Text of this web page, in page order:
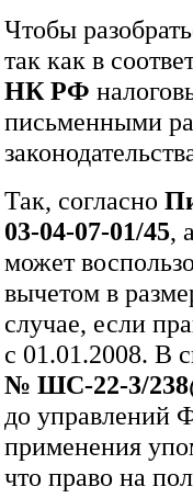
Чтобы
так как в
НК РФ
письменными
Так, согласно
03‑04‑07‑01/45,
может
вычетом в
случае, если
с 01.01.2008. В
№ ШС-22-3/
до управлений
применения
что право на